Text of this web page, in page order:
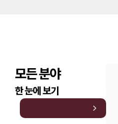
모든 분야
한 눈에 보기